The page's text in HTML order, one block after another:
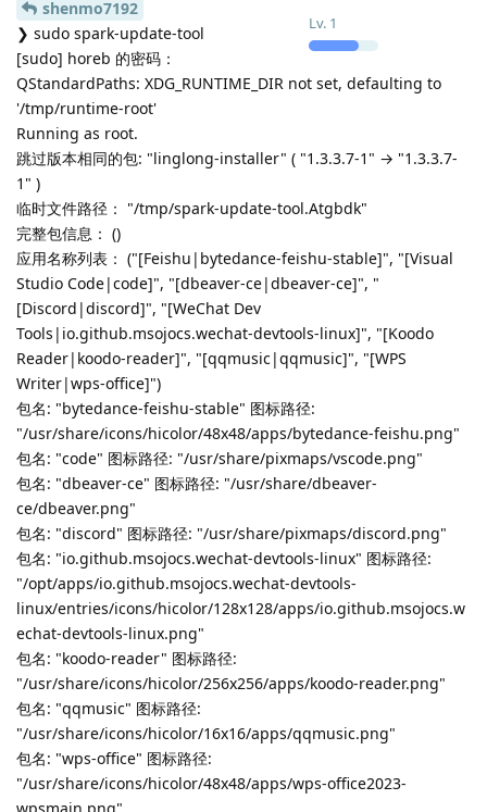
JekYUlll
Lv.1
2025年9月24日
JekYUlll
忘了什么时候变成这样的，有一段时间了。不确定是否是本次版本
才出现的，但印象中好像是。先前版本是正常的。
回复
shenmo7192
shenmo7192
Lv.
2025年9月24日
JekYUlll sudo spark-update-tool
看看输出
JekYUlll
回复了此帖
momen
Lv.127
2025年9月25日
@JekYUlll
你在/tmp目录下应该可以看到以应用为名的log文件和metalink文
件，可以把内容贴出来吗？
如更新vscode,你会找到code开头的log文件和metalink文件。